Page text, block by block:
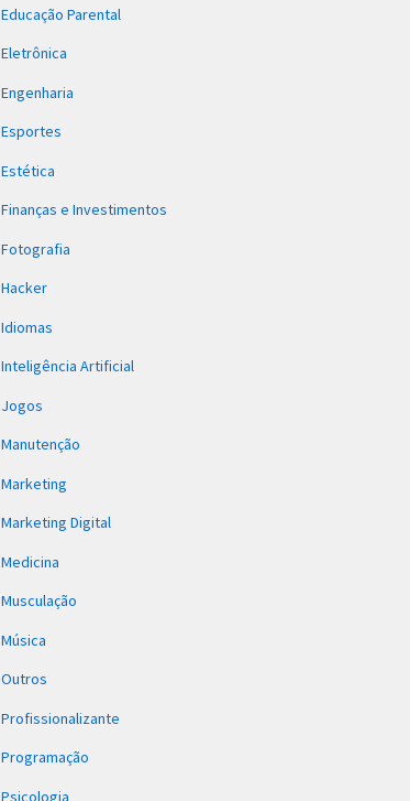
Educação Parental
Eletrônica
Engenharia
Esportes
Estética
Finanças e Investimentos
Fotografia
Hacker
Idiomas
Inteligência Artificial
Jogos
Manutenção
Marketing
Marketing Digital
Medicina
Musculação
Música
Outros
Profissionalizante
Programação
Psicologia